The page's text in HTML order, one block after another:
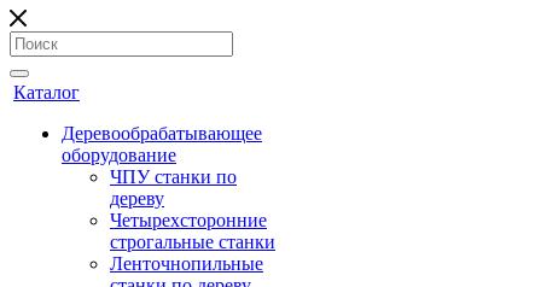
Каталог
Деревообрабатывающее
оборудование
ЧПУ станки по
дереву
Четырехсторонние
строгальные станки
Ленточнопильные